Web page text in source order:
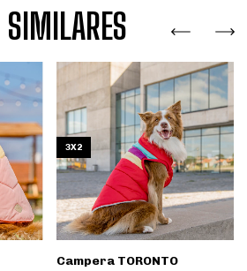
SIMILARES
3X2
Campera TORONTO